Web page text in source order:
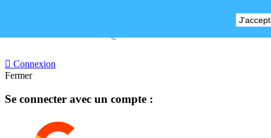
 Connexion
Fermer
Se connecter avec un compte :